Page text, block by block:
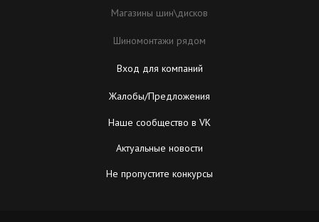
Магазины шин\дисков
Шиномонтажи рядом
Вход для компаний
Жалобы/Предложения
Наше сообщество в VK
Актуальные новости
Не пропустите конкурсы